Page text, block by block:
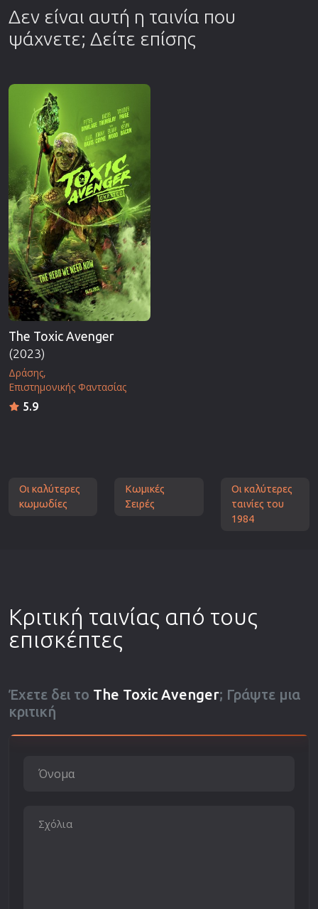
Δεν είναι αυτή η ταινία που
ψάχνετε; Δείτε επίσης
The Toxic Avenger
(2023)
Δράσης
Επιστημονικής Φαντασίας
5.9
Οι καλύτερες
κωμωδίες
Κωμικές
Σειρές
Οι καλύτερες
ταινίες του
1984
Κριτική ταινίας από τους
επισκέπτες
Έχετε δει το The Toxic Avenger; Γράψτε μια
κριτική